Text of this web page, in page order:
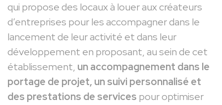
qui propose des locaux à louer aux créateurs
d’entreprises pour les accompagner dans le
lancement de leur activité et dans leur
développement en proposant, au sein de cet
établissement, un accompagnement dans le
portage de projet, un suivi personnalisé et
des prestations de services pour optimiser